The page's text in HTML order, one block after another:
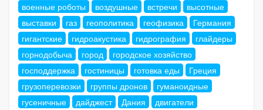
военные роботы
воздушные встречи
высотные
выставки
газ геополитика геофизика
Германия
гигантские
гидроакустика гидрография
глайдеры
горнодобыча
город
городское хозяйство
господдержка
гостиницы готовка еды
Греция
грузоперевозки
группы дронов
гуманоидные
гусеничные
дайджест Дания
двигатели